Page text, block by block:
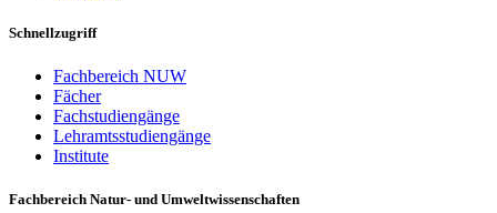
Schnellzugriff
Fachbereich NUW
Fächer
Fachstudiengänge
Lehramtsstudiengänge
Institute
Fachbereich Natur- und Umweltwissenschaften